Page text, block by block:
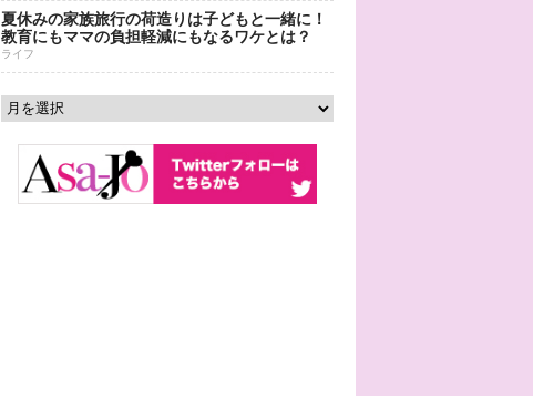
夏休みの家族旅行の荷造りは子どもと一緒に！
教育にもママの負担軽減にもなるワケとは？
ライフ